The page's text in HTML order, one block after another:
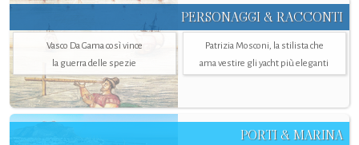
PERSONAGGI & RACCONTI
Vasco Da Gama così vince
la guerra delle spezie
Patrizia Mosconi, la stilista che
ama vestire gli yacht più eleganti
PORTI & MARINA